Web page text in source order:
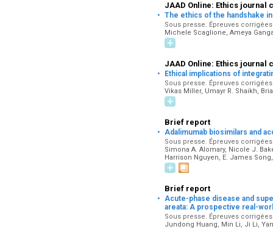
JAAD Online: Ethics journal
· The ethics of the handshake
Sous presse. Épreuves
Michele Scaglione, Ameya
JAAD Online: Ethics journal
· Ethical implications of
Sous presse. Épreuves
Vikas Miller, Umayr R. Shaikh,
Brief report
· Adalimumab biosimilars and
Sous presse. Épreuves
Simona A. Alomary, Nicole J.
Harrison Nguyen, E. James
Brief report
· Acute-phase disease and
areata: A prospective real-
Sous presse. Épreuves
Jundong Huang, Min Li, Ji Li,